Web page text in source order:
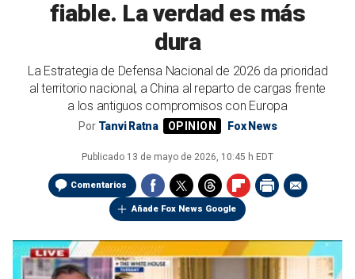
fiable. La verdad es más
dura
La Estrategia de Defensa Nacional de 2026 da prioridad
al territorio nacional, a China al reparto de cargas frente
a los antiguos compromisos con Europa
Por Tanvi Ratna Fox News
Publicado 13 de mayo de 2026, 10:45 h EDT
Comentarios
Añade Fox News Google